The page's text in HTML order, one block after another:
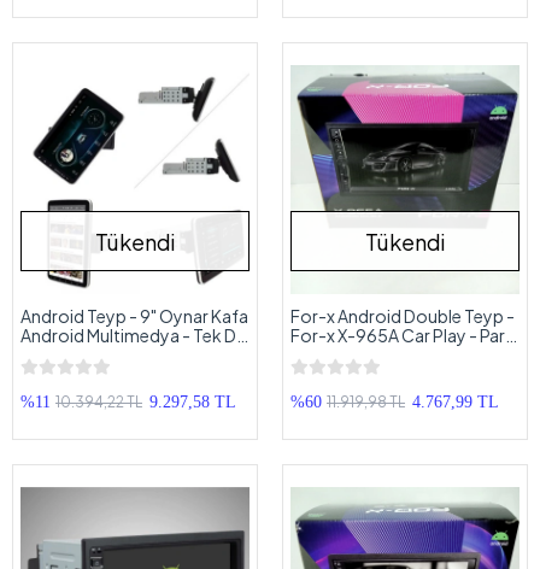
Tükendi
Android Teyp - 9" Oynar Kafa
Android Multimedya - Tek Din
360 Universal Teyp
%11 10.394,22 TL 9.297,58 TL
Tükendi
For-x Android Double Teyp -
For-x X-965A Car Play - Park
Kamerası Hediyeli
%60 11.919,98 TL 4.767,99 TL